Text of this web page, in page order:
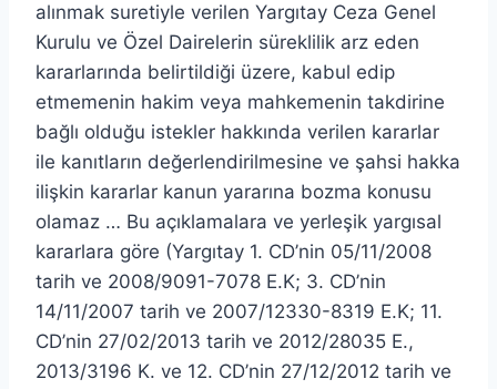
alınmak suretiyle verilen Yargıtay Ceza Genel
Kurulu ve Özel Dairelerin süreklilik arz eden
kararlarında belirtildiği üzere, kabul edip
etmemenin hakim veya mahkemenin takdirine
bağlı olduğu istekler hakkında verilen kararlar
ile kanıtların değerlendirilmesine ve şahsi hakka
ilişkin kararlar kanun yararına bozma konusu
olamaz … Bu açıklamalara ve yerleşik yargısal
kararlara göre (Yargıtay 1. CD’nin 05/11/2008
tarih ve 2008/9091-7078 E.K; 3. CD’nin
14/11/2007 tarih ve 2007/12330-8319 E.K; 11.
CD’nin 27/02/2013 tarih ve 2012/28035 E.,
2013/3196 K. ve 12. CD’nin 27/12/2012 tarih ve